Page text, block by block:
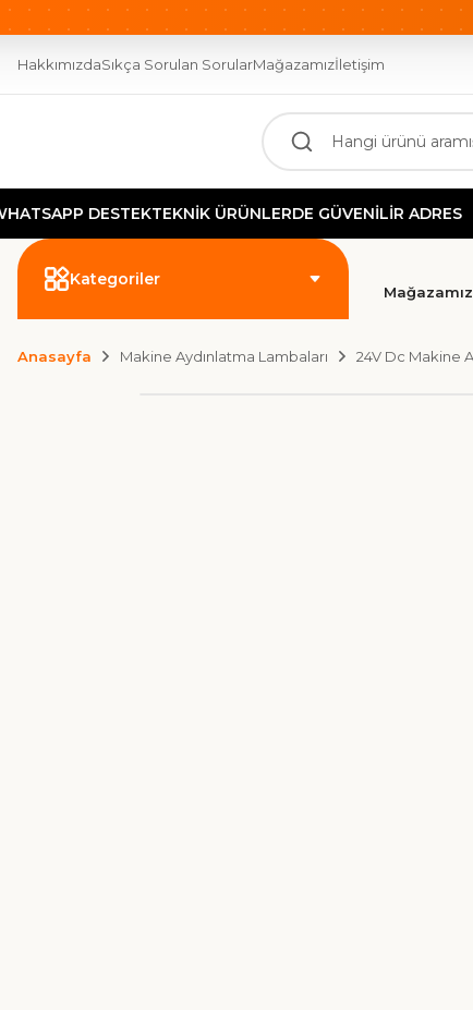
OTOMASYONUN GÜCÜ BURADA! 2000 TL ÜZERİ
HakkımızdaSıkça Sorulan SorularMağazamızİletişim
DESTEKTEKNİK ÜRÜNLERDE GÜVENİLİR ADRES
Kategoriler
Mağazamız
Anasayfa Makine Aydınlatma Lambaları 24V Dc Makine